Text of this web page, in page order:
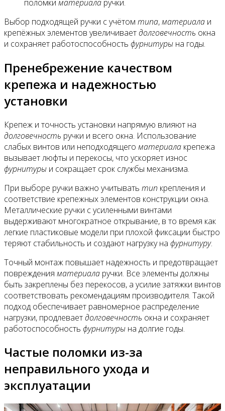
поломки материала ручки.
Выбор подходящей ручки с учётом типа,материала и
крепёжных элементов увеличиваетдолговечность окна
и сохраняет работоспособность фурнитуры на годы.
Пренебрежение качеством
крепежа и надежностью
установки
Крепеж и точность установки напрямую влияют на
долговечность ручки и всего окна. Использование
слабых винтов или неподходящего материала крепежа
вызывает люфты и перекосы, что ускоряет износ
фурнитуры и сокращает срок службы механизма.
При выборе ручки важно учитывать тип крепления и
соответствие крепежных элементов конструкции окна.
Металлические ручки с усиленными винтами
выдерживают многократное открывание, в то время как
легкие пластиковые модели при плохой фиксации быстро
теряют стабильность и создают нагрузку на фурнитуру.
Точный монтаж повышает надежность и предотвращает
повреждения материала ручки. Все элементы должны
быть закреплены без перекосов, а усилие затяжки винтов
соответствовать рекомендациям производителя. Такой
подход обеспечивает равномерное распределение
нагрузки, продлеваетдолговечность окна и сохраняет
работоспособность фурнитуры на долгие годы.
Частые поломки из-за
неправильного ухода и
эксплуатации